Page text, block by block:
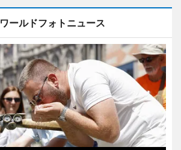
ワールドフォトニュース